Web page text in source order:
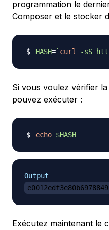
programmation le
Composer et le stocker
HASH=` curl -sS
Si vous voulez vérifier
pouvez exécuter :
echo $HASH
Output
Exécutez maintenant le